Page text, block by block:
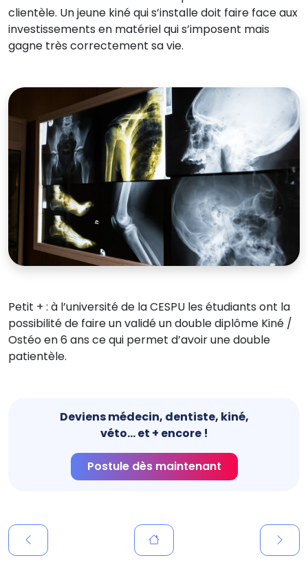
clientèle. Un jeune kiné qui s’installe doit faire face aux
investissements en matériel qui s’imposent mais
gagne très correctement sa vie.
Petit + : à l’université de la CESPU les étudiants ont la
possibilité de faire un validé un double diplôme Kiné /
Ostéo en 6 ans ce qui permet d’avoir une double
patientèle.
Deviens médecin, dentiste, kiné,
véto... et + encore !
Postule dès maintenant